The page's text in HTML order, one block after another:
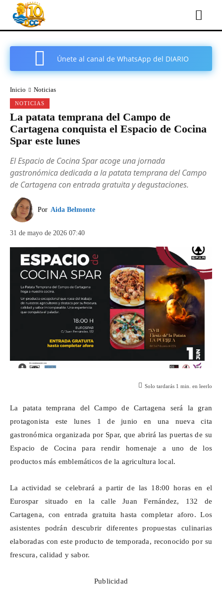
Únete al canal de WhatsApp del DIARIO
Inicio Noticias
NOTICIAS
La patata temprana del Campo de
Cartagena conquista el Espacio de Cocina
Spar este lunes
El Espacio de Cocina Spar acoge una jornada
gastronómica dedicada a la patata temprana del Campo
de Cartagena con entrada gratuita y degustaciones.
Por Aida Belmonte
31 de mayo de 2026 07:40
Solo tardarás 1 min. en leerlo
La patata temprana del Campo de Cartagena será la gran
protagonista este lunes 1 de junio en una nueva cita
gastronómica organizada por Spar, que abrirá las puertas de su
Espacio de Cocina para rendir homenaje a uno de los
productos más emblemáticos de la agricultura local.
La actividad se celebrará a partir de las 18:00 horas en el
Eurospar situado en la calle Juan Fernández, 132 de
Cartagena, con entrada gratuita hasta completar aforo. Los
asistentes podrán descubrir diferentes propuestas culinarias
elaboradas con este producto de temporada, reconocido por su
frescura, calidad y sabor.
Publicidad